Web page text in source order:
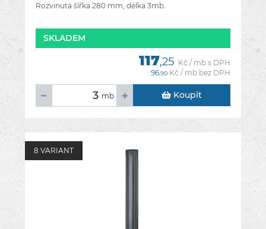
Rozvinutá šířka 280 mm, délka 3mb.
SKLADEM
117,25 Kč / mb s DPH
96,90 Kč / mb bez DPH
mb Koupit
8 VARIANT